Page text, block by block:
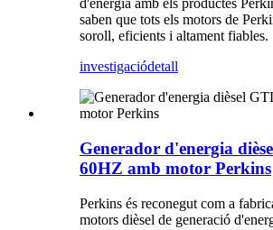
d'energia amb els productes
saben que tots els motors de
soroll, eficients i altament fiables.
investigaciódetall
Generador d'energia
60HZ amb motor Perkins
Perkins és reconegut com a
motors dièsel de generació